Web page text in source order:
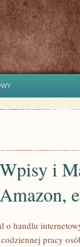
i
o handlu
pracy